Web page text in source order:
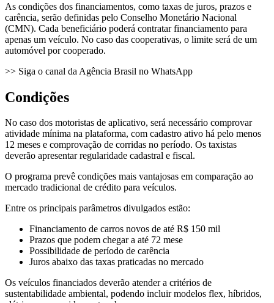
As condições dos financiamentos, como taxas de juros, prazos e
carência, serão definidas pelo Conselho Monetário Nacional
(CMN). Cada beneficiário poderá contratar financiamento para
apenas um veículo. No caso das cooperativas, o limite será de um
automóvel por cooperado.
>> Siga o canal da Agência Brasil no WhatsApp
Condições
No caso dos motoristas de aplicativo, será necessário comprovar
atividade mínima na plataforma, com cadastro ativo há pelo menos
12 meses e comprovação de corridas no período. Os taxistas
deverão apresentar regularidade cadastral e fiscal.
O programa prevê condições mais vantajosas em comparação ao
mercado tradicional de crédito para veículos.
Entre os principais parâmetros divulgados estão:
Financiamento de carros novos de até R$ 150 mil
Prazos que podem chegar a até 72 mese
Possibilidade de período de carência
Juros abaixo das taxas praticadas no mercado
Os veículos financiados deverão atender a critérios de
sustentabilidade ambiental, podendo incluir modelos flex, híbridos,